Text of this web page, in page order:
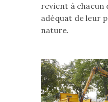
revient à chacun
adéquat de leur
nature.